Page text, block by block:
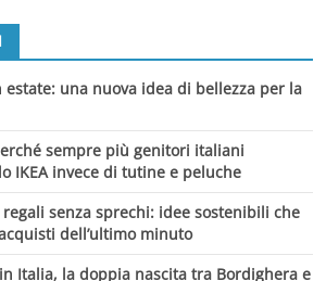
estate: una nuova idea di bellezza per la
sempre più genitori italiani
IKEA invece di tutine e peluche
senza sprechi: idee sostenibili che
dell’ultimo minuto
Italia, la doppia nascita tra Bordighera e